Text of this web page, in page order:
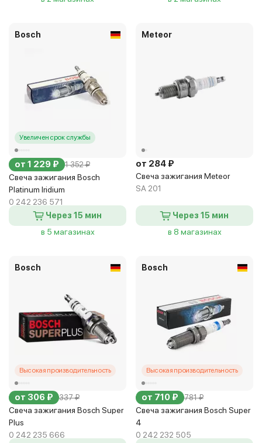
Bosch
Увеличен срок службы
от 1 229 ₽ 1 352 ₽
Свеча зажигания Bosch
Platinum Iridium
0 242 236 571
Через 15 мин
в 5 магазинах
Meteor
от 284 ₽
Свеча зажигания Meteor
SA 201
Через 15 мин
в 8 магазинах
Bosch
Высокая производительность
от 306 ₽ 337 ₽
Свеча зажигания Bosch Super
Plus
0 242 235 666
Bosch
Высокая производительность
от 710 ₽ 781 ₽
Свеча зажигания Bosch Super
4
0 242 232 505